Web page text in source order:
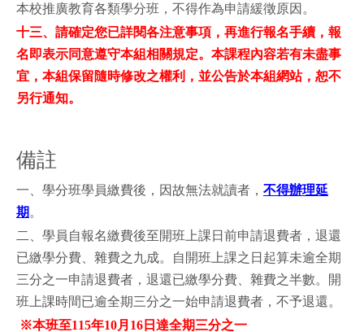
本校推廣教育各類學分班，不得作為申請緩徵原因。
十三、請確定您已詳閱各注意事項，再進行報名手續，報
名即表示同意遵守本組相關規定。本課程內容若有未盡事
宜，本組保留隨時修改之權利，並公告於本組網站，恕不
另行通知。
備註
一、學分班學員繳費後，因故無法就讀者， 不得辦理延
期 。
二、學員自報名繳費後至開班上課日前申請退費者，退還
已繳學分費、雜費之九成。自開班上課之日起算未逾全期
三分之一申請退費者，退還已繳學分費、雜費之半數。開
班上課時間已逾全期三分之一始申請退費者，不予退還。
※本班至115年10月16日達全期三分之一